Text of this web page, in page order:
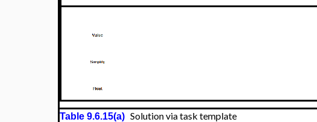
Table 9.6.15(a)Solution via task template